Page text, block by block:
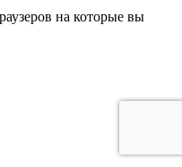
на которые вы